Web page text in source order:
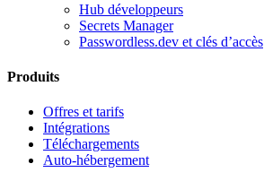
Hub développeurs
Secrets Manager
Passwordless.dev et clés d’accès
Produits
Offres et tarifs
Intégrations
Téléchargements
Auto-hébergement